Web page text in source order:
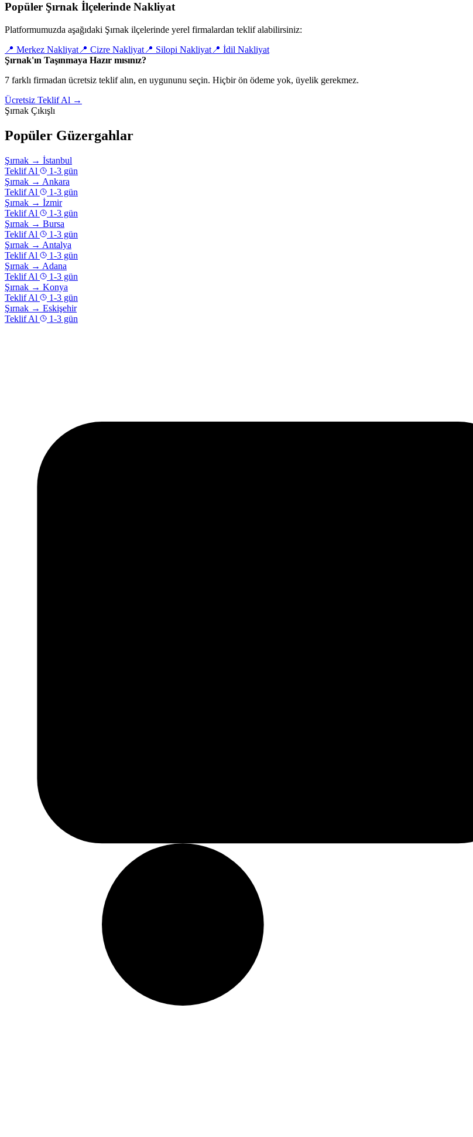
Popüler Şırnak İlçelerinde Nakliyat
Platformumuzda aşağıdaki Şırnak ilçelerinde yerel firmalardan teklif alabilirsiniz:
📍 Merkez Nakliyat 📍 Cizre Nakliyat 📍 Silopi Nakliyat 📍 İdil Nakliyat
Şırnak'ın Taşınmaya Hazır mısınız?
7 farklı firmadan ücretsiz teklif alın, en uygununu seçin. Hiçbir ön ödeme yok, üyelik gerekmez.
Ücretsiz Teklif Al →
Şırnak Çıkışlı
Popüler Güzergahlar
Şırnak → İstanbul
Teklif Al
1-3 gün
Şırnak → Ankara
Teklif Al
1-3 gün
Şırnak → İzmir
Teklif Al
1-3 gün
Şırnak → Bursa
Teklif Al
1-3 gün
Şırnak → Antalya
Teklif Al
1-3 gün
Şırnak → Adana
Teklif Al
1-3 gün
Şırnak → Konya
Teklif Al
1-3 gün
Şırnak → Eskişehir
Teklif Al
1-3 gün